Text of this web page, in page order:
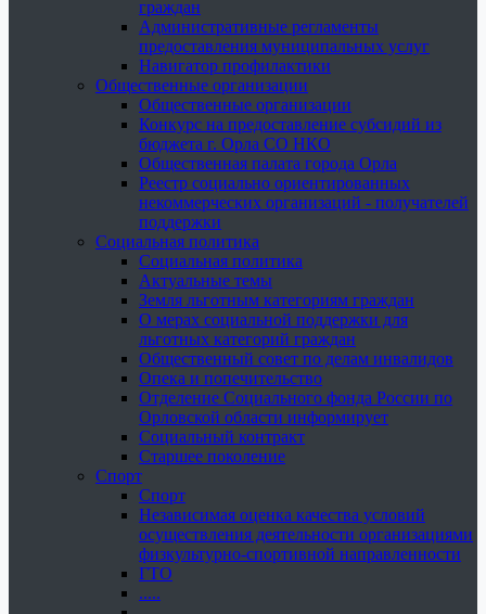
граждан
Административные регламенты
предоставления муниципальных услуг
Навигатор профилактики
Общественные организации
Общественные организации
Конкурс на предоставление субсидий из
бюджета г. Орла СО НКО
Общественная палата города Орла
Реестр социально ориентированных
некоммерческих организаций - получателей
поддержки
Социальная политика
Социальная политика
Актуальные темы
Земля льготным категориям граждан
О мерах социальной поддержки для
льготных категорий граждан
Общественный совет по делам инвалидов
Опека и попечительство
Отделение Социального фонда России по
Орловской области информирует
Социальный контракт
Старшее поколение
Спорт
Спорт
Независимая оценка качества условий
осуществления деятельности организациями
физкультурно-спортивной направленности
ГТО
.....